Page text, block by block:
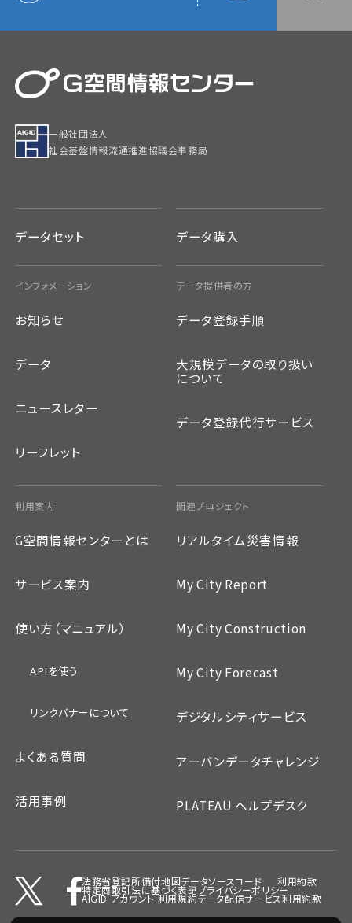
一般社団法人
社会基盤情報流通推進協議会事務局
データセット
インフォメーション
お知らせ
データ
ニュースレター
リーフレット
利用案内
G空間情報センターとは
サービス案内
使い方（マニュアル）
APIを使う
リンクバナーについて
よくある質問
活用事例
データ購入
データ提供者の方
データ登録手順
大規模データの取り扱い
について
データ登録代行サービス
関連プロジェクト
リアルタイム災害情報
My City Report
My City Construction
My City Forecast
デジタルシティサービス
アーバンデータチャレンジ
PLATEAU ヘルプデスク
法務省登記所備付地図データソースコード 利用約款
特定商取引法に基づく表記プライバシーポリシー
AIGID アカウント 利用規約データ配信サービス利用約款